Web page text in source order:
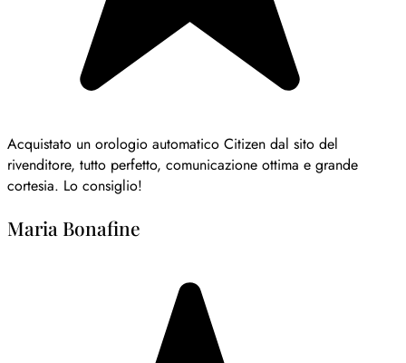
Acquistato un orologio automatico Citizen dal sito del
rivenditore, tutto perfetto, comunicazione ottima e grande
cortesia. Lo consiglio!
Maria Bonafine